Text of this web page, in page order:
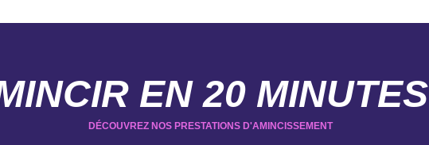
EN 20 MINUTES
DÉCOUVREZ NOS PRESTATIONS D'AMINCISSEMENT